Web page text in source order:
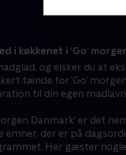
i køkkenet i ‘Go’
og elsker du at
tænde for 'Go’
til din egen
Danmark' er det
emner, der er på
Her gæster